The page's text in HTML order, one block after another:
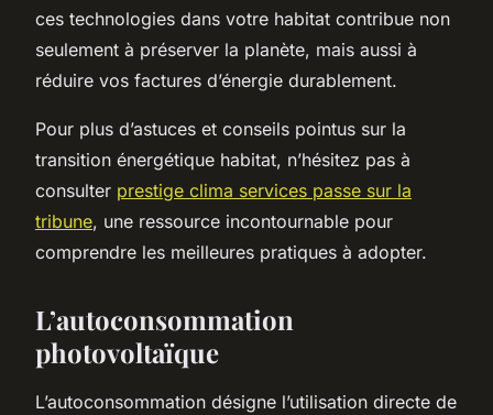
ces technologies dans votre habitat contribue non
seulement à préserver la planète, mais aussi à
réduire vos factures d’énergie durablement.
Pour plus d’astuces et conseils pointus sur la
transition énergétique habitat, n’hésitez pas à
consulter prestige clima services passe sur la
tribune, une ressource incontournable pour
comprendre les meilleures pratiques à adopter.
L’autoconsommation
photovoltaïque
L’autoconsommation désigne l’utilisation directe de